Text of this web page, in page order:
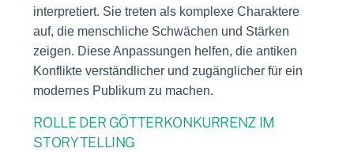
interpretiert. Sie treten als komplexe Charaktere
auf, die menschliche Schwächen und Stärken
zeigen. Diese Anpassungen helfen, die antiken
Konflikte verständlicher und zugänglicher für ein
modernes Publikum zu machen.
ROLLE DER GÖTTERKONKURRENZ IM
STORYTELLING